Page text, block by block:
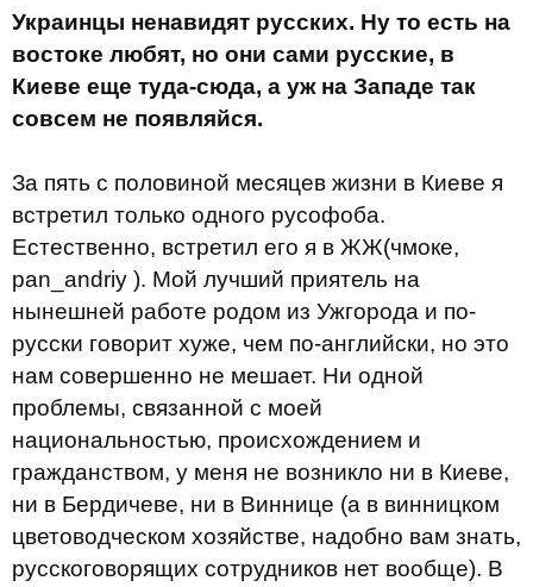
Украинцы ненавидят русских. Ну то есть на
востоке любят, но они сами русские, в
Киеве еще туда-сюда, а уж на Западе так
совсем не появляйся.
За пять с половиной месяцев жизни в Киеве я
встретил только одного русофоба.
Естественно, вcтретил его я в ЖЖ(чмоке,
pan_andriy ). Мой лучший приятель на
нынешней работе родом из Ужгорода и по-
русски говорит хуже, чем по-английски, но это
нам совершенно не мешает. Ни одной
проблемы, связанной с моей
национальностью, происхождением и
гражданством, у меня не возникло ни в Киеве,
ни в Бердичеве, ни в Виннице (а в винницком
цветоводческом хозяйстве, надобно вам знать,
русскоговорящих сотрудников нет вообще). В